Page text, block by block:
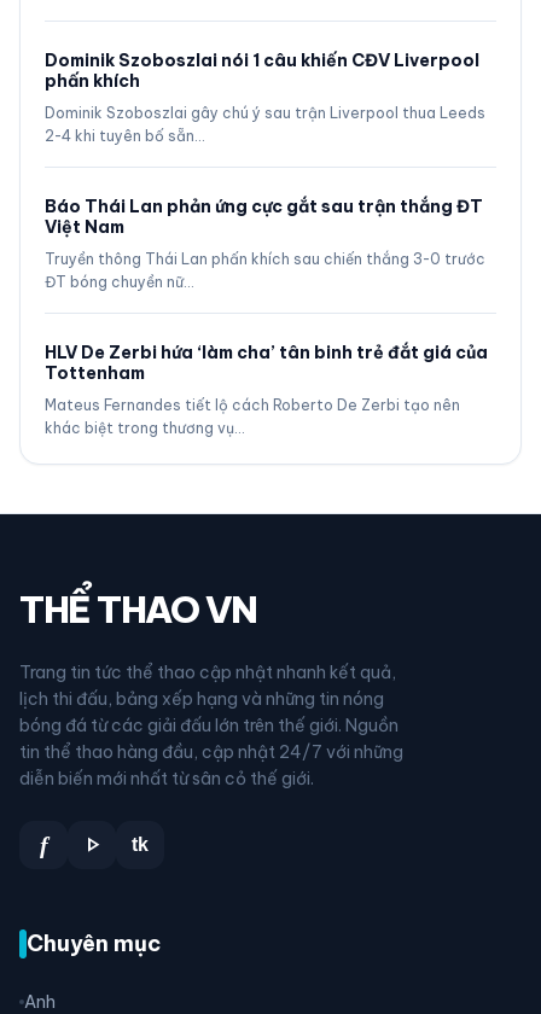
Dominik Szoboszlai nói 1 câu khiến CĐV Liverpool
phấn khích
Dominik Szoboszlai gây chú ý sau trận Liverpool thua Leeds
2-4 khi tuyên bố sẵn…
Báo Thái Lan phản ứng cực gắt sau trận thắng ĐT
Việt Nam
Truyền thông Thái Lan phấn khích sau chiến thắng 3-0 trước
ĐT bóng chuyền nữ…
HLV De Zerbi hứa ‘làm cha’ tân binh trẻ đắt giá của
Tottenham
Mateus Fernandes tiết lộ cách Roberto De Zerbi tạo nên
khác biệt trong thương vụ…
THỂ THAO VN
Trang tin tức thể thao cập nhật nhanh kết quả,
lịch thi đấu, bảng xếp hạng và những tin nóng
bóng đá từ các giải đấu lớn trên thế giới. Nguồn
tin thể thao hàng đầu, cập nhật 24/7 với những
diễn biến mới nhất từ sân cỏ thế giới.
f play_arrow tk
Chuyên mục
Anh